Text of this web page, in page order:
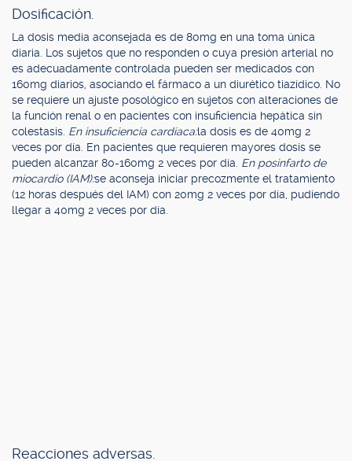
Dosificación.
La dosis media aconsejada es de 80mg en una toma única
diaria. Los sujetos que no responden o cuya presión arterial no
es adecuadamente controlada pueden ser medicados con
160mg diarios, asociando el fármaco a un diurético tiazídico. No
se requiere un ajuste posológico en sujetos con alteraciones de
la función renal o en pacientes con insuficiencia hepática sin
colestasis. En insuficiencia cardíaca:la dosis es de 40mg 2
veces por día. En pacientes que requieren mayores dosis se
pueden alcanzar 80-160mg 2 veces por día. En posinfarto de
miocardio (IAM):se aconseja iniciar precozmente el tratamiento
(12 horas después del IAM) con 20mg 2 veces por día, pudiendo
llegar a 40mg 2 veces por día.
Reacciones adversas.